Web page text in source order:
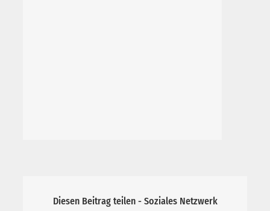
Diesen Beitrag teilen - Soziales Netzwerk